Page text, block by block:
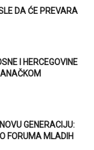
DA ĆE PREVARA
I HERCEGOVINE
GENERACIJU:
FORUMA MLADIH